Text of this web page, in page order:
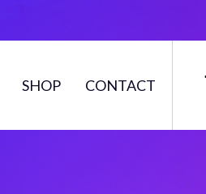
SHOP CONTACT